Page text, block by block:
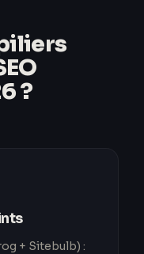
?
+ Sitebulb) :